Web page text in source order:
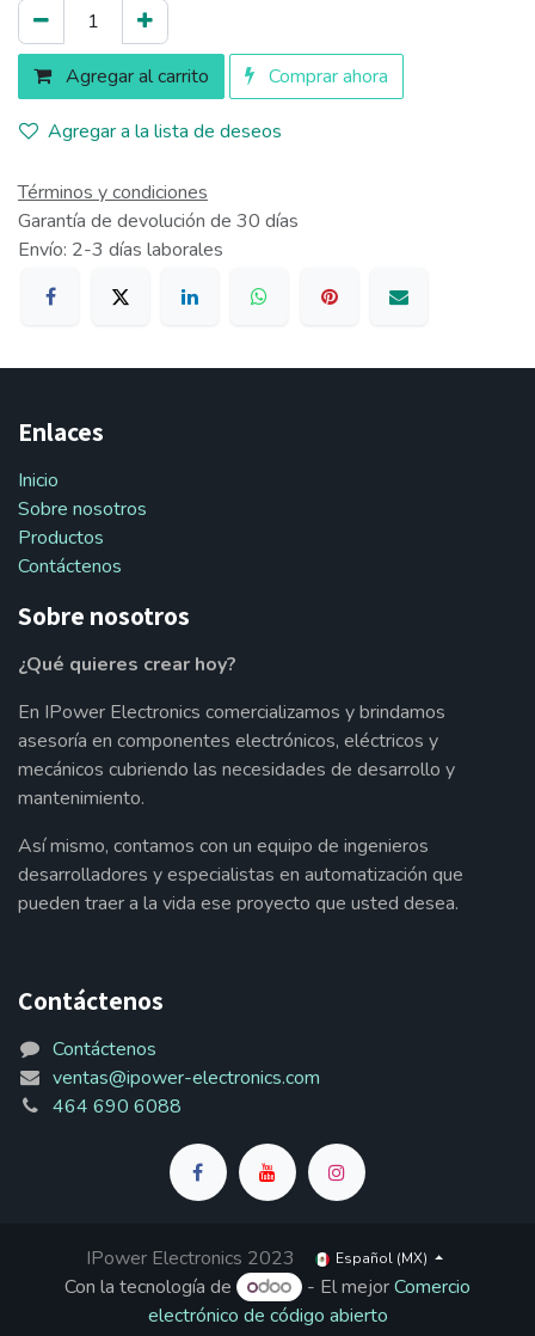
Agregar al carrito Comprar ahora
Agregar a la lista de deseos
Términos y condiciones
Garantía de devolución de 30 días
Envío: 2-3 días laborales
Enlaces
Inicio
Sobre nosotros
Productos
Contáctenos
Sobre nosotros
¿Qué quieres crear hoy?
En IPower Electronics comercializamos y brindamos
asesoría en componentes electrónicos, eléctricos y
mecánicos cubriendo las necesidades de desarrollo y
mantenimiento.
Así mismo, contamos con un equipo de ingenieros
desarrolladores y especialistas en automatización que
pueden traer a la vida ese proyecto que usted desea.
Contáctenos
Contáctenos
ventas@ipower-electronics.com
464 690 6088
IPower Electronics 2023 Español (MX)
Con la tecnología de - El mejorComercio
electrónico de código abierto